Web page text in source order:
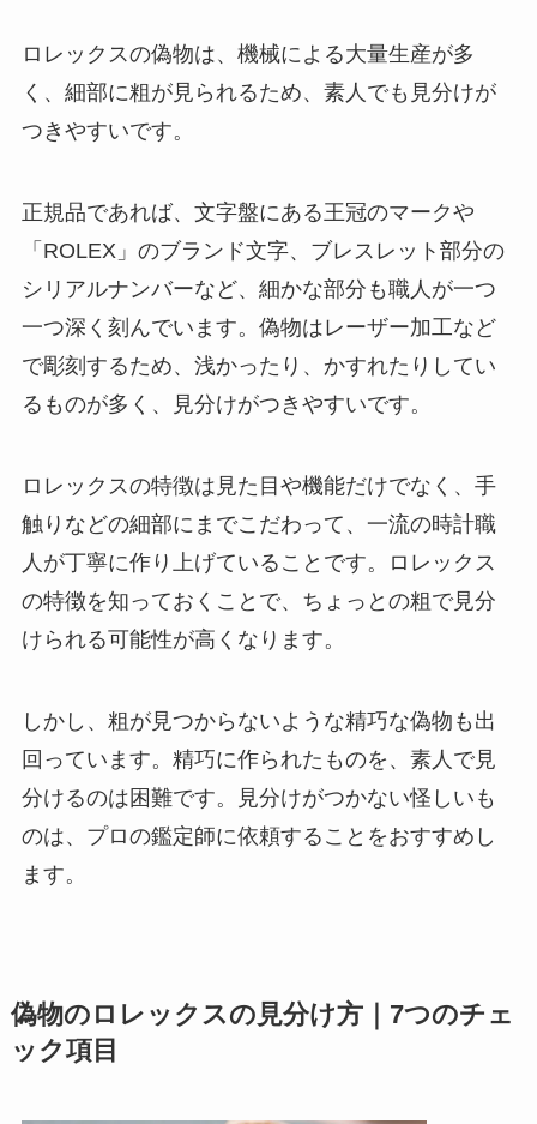
ロレックスの偽物は、機械による大量生産が多
く、細部に粗が見られるため、素人でも見分けが
つきやすいです。
正規品であれば、文字盤にある王冠のマークや
「ROLEX」のブランド文字、ブレスレット部分の
シリアルナンバーなど、細かな部分も職人が一つ
一つ深く刻んでいます。偽物はレーザー加工など
で彫刻するため、浅かったり、かすれたりしてい
るものが多く、見分けがつきやすいです。
ロレックスの特徴は見た目や機能だけでなく、手
触りなどの細部にまでこだわって、一流の時計職
人が丁寧に作り上げていることです。ロレックス
の特徴を知っておくことで、ちょっとの粗で見分
けられる可能性が高くなります。
しかし、粗が見つからないような精巧な偽物も出
回っています。精巧に作られたものを、素人で見
分けるのは困難です。見分けがつかない怪しいも
のは、プロの鑑定師に依頼することをおすすめし
ます。
偽物のロレックスの見分け方｜7つのチェ
ック項目